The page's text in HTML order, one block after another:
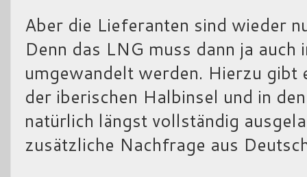
Aber die Lieferanten sind wieder
Denn das LNG muss dann ja
umgewandelt werden. Hierzu
der iberischen Halbinsel und in
natürlich längst vollständig
zusätzliche Nachfrage aus